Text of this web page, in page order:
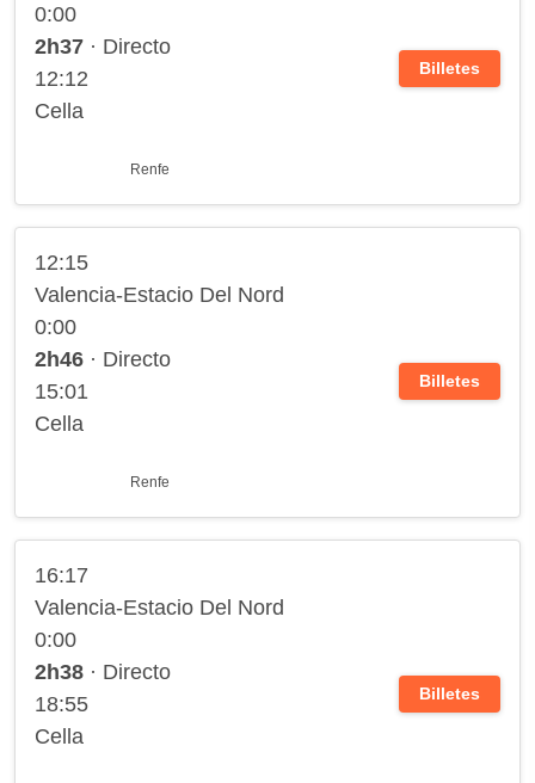
0:00
2h37 · Directo
12:12
Cella
Renfe
Billetes
12:15
Valencia-Estacio Del Nord
0:00
2h46 · Directo
15:01
Cella
Renfe
Billetes
16:17
Valencia-Estacio Del Nord
0:00
2h38 · Directo
18:55
Cella
Billetes